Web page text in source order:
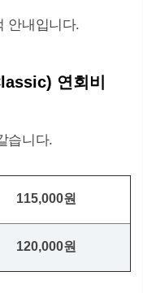
안내입니다.
연회비
습니다.
115,000원
120,000원